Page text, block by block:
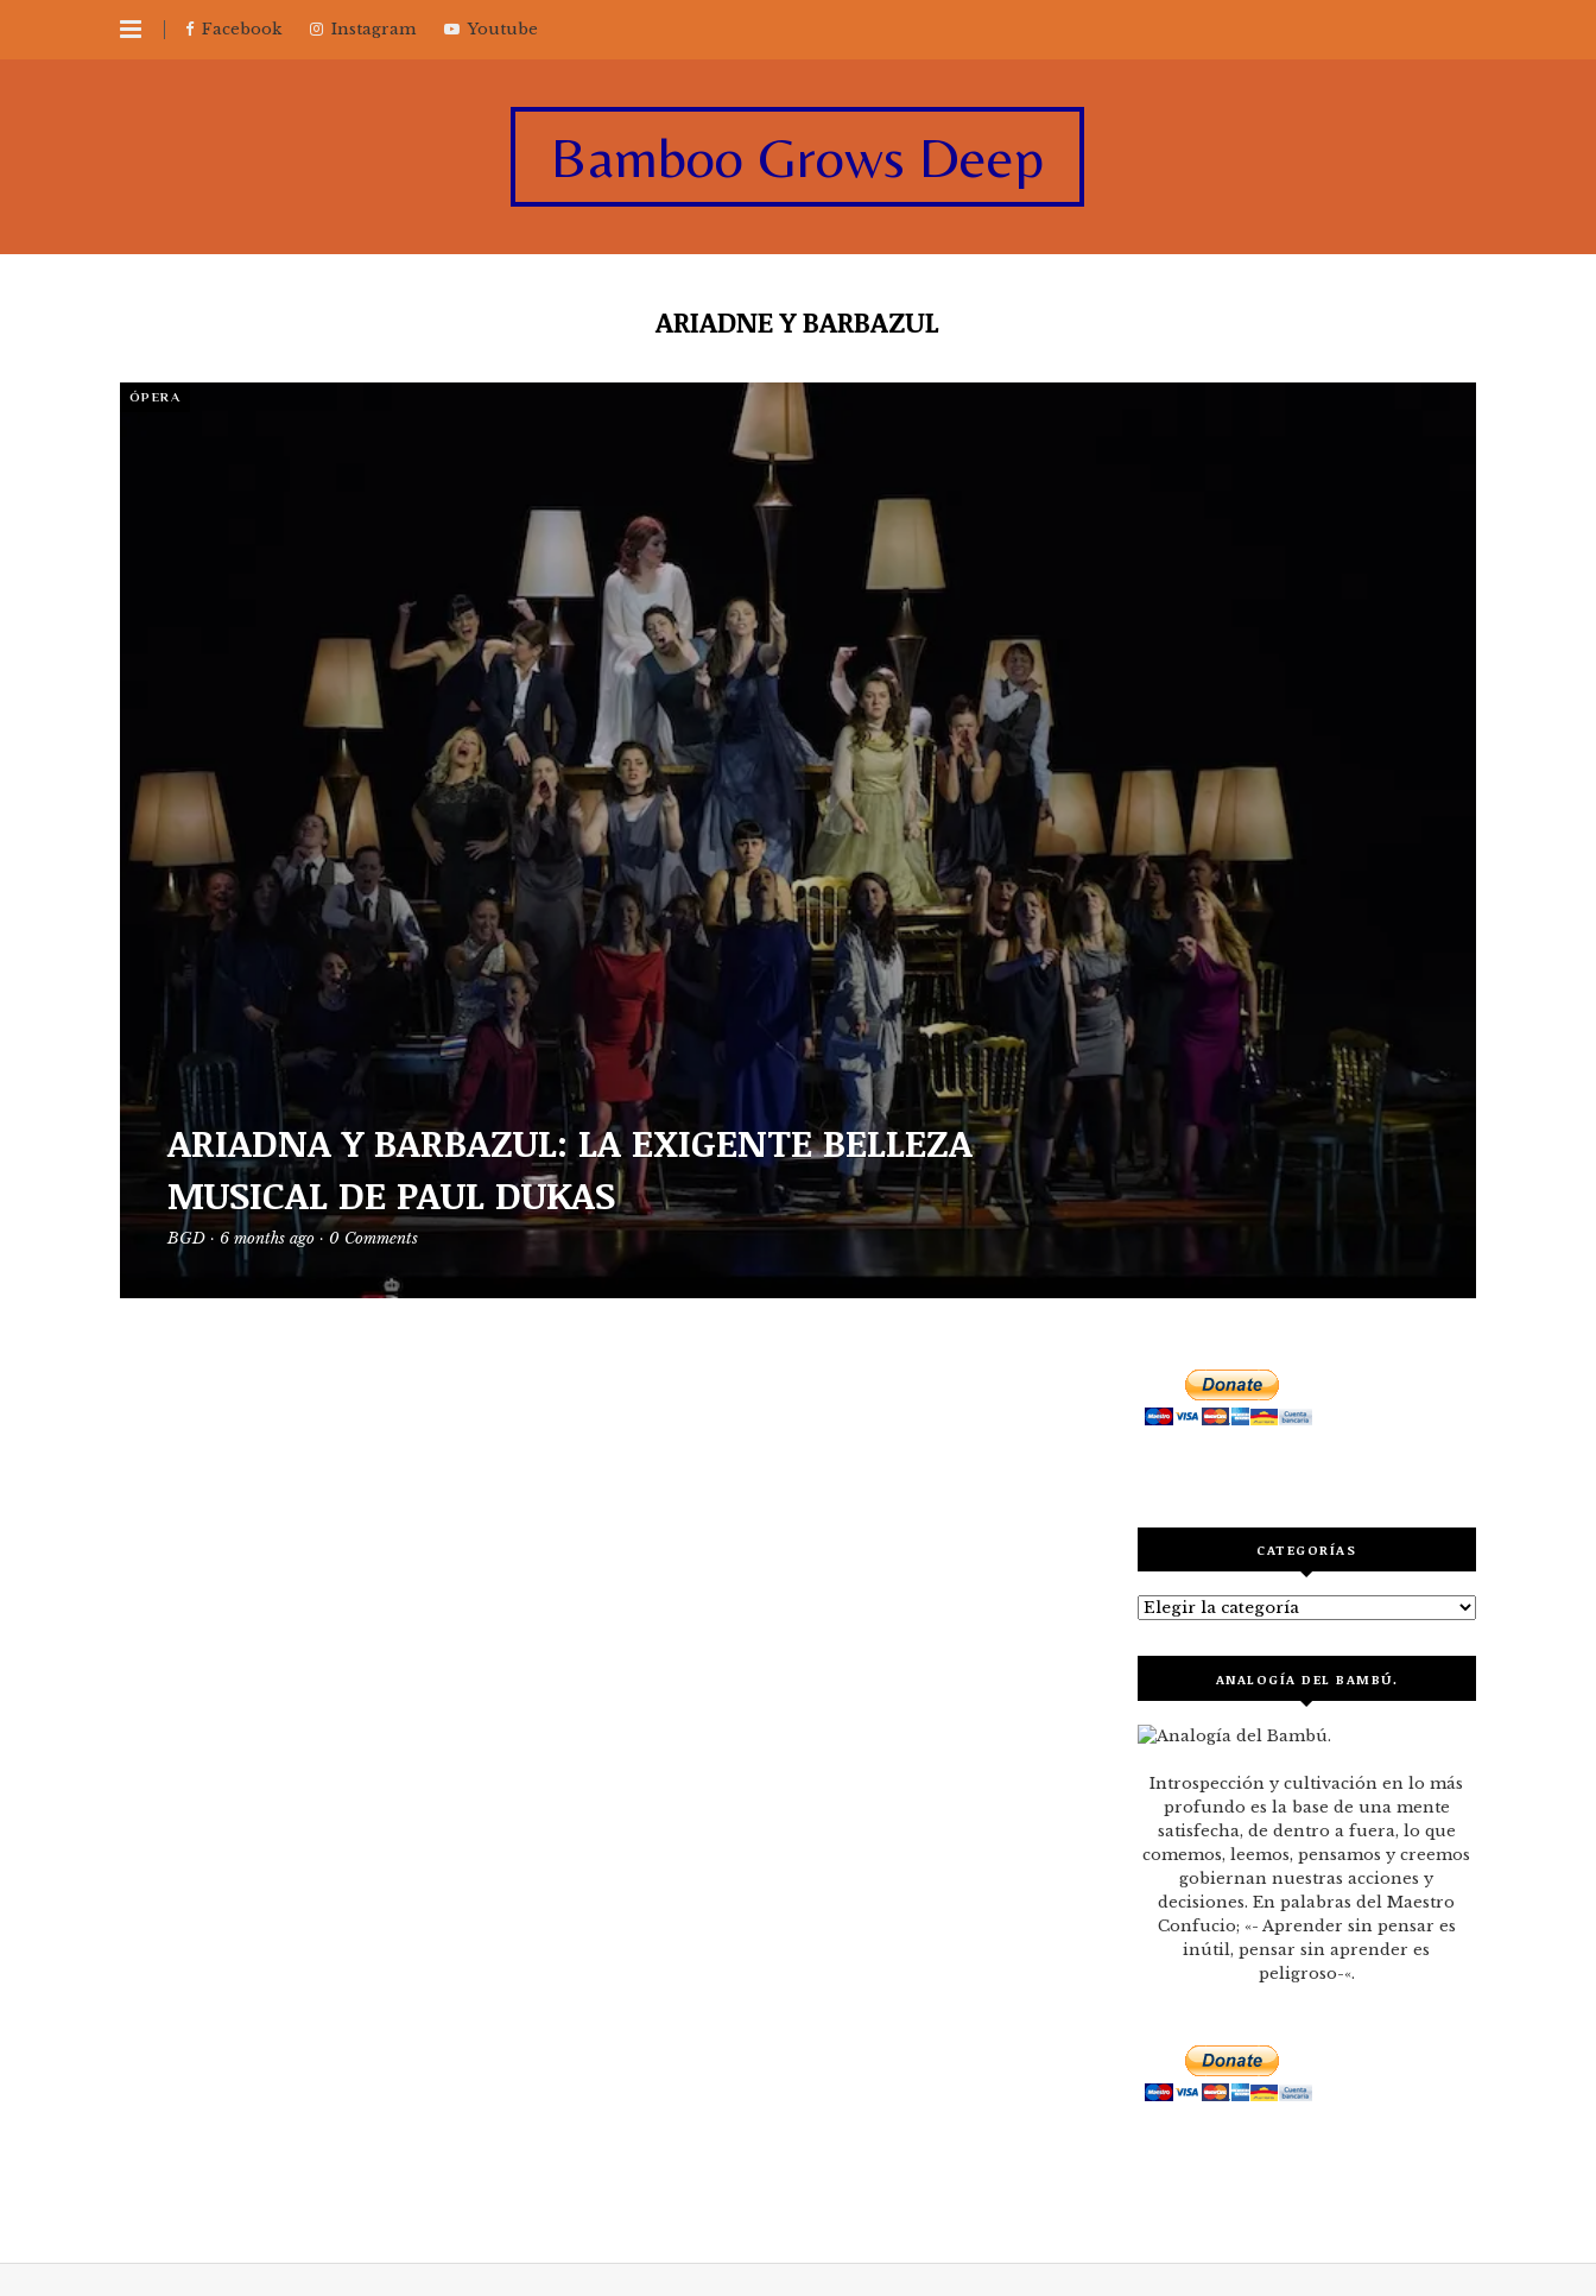
Facebook Instagram Youtube
Bamboo Grows Deep
ARIADNE Y BARBAZUL
ÓPERA
ARIADNA Y BARBAZUL: LA EXIGENTE BELLEZA
MUSICAL DE PAUL DUKAS
BGD · 6 months ago · 0 Comments
CATEGORÍAS
Categorías
ANALOGÍA DEL BAMBÚ.
Introspección y cultivación en lo más
profundo es la base de una mente
satisfecha, de dentro a fuera, lo que
comemos, leemos, pensamos y creemos
gobiernan nuestras acciones y
decisiones. En palabras del Maestro
Confucio; «- Aprender sin pensar es
inútil, pensar sin aprender es
peligroso-«.